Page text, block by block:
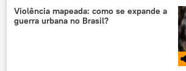
Cabo Verde
Marcelo Rebelo de Sousa
assassinato
Violência mapeada: como se expande a
guerra urbana no Brasil?